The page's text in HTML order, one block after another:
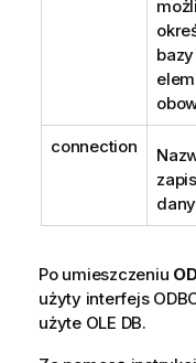
connection
Po umieszczeniu
użyty interfejs
użyte OLE DB.